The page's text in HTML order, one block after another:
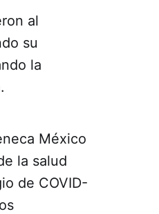
al
su
la
México
la salud
de COVID-